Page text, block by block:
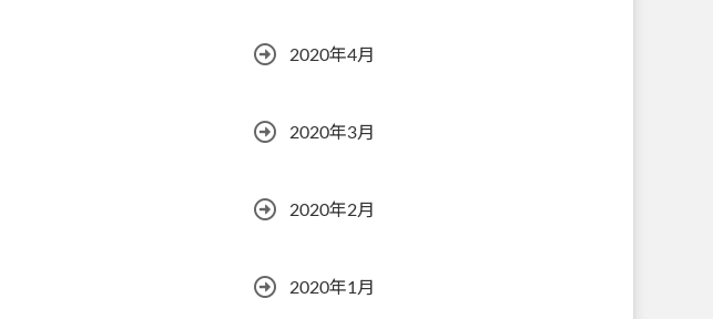
2020年4月
2020年3月
2020年2月
2020年1月